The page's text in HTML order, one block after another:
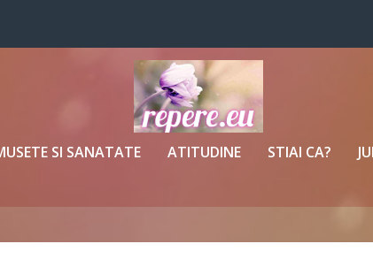
SI SANATATE ATITUDINE STIAI CA?